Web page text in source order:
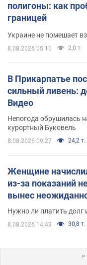
полигоны: как
границей
Украине не помешает
8.08.2026 05:10 2,0 т.
В Прикарпатье
сильный ливень:
Видео
Непогода обрушилась
курортный Буковель
8.08.2026 09:27 24,2 т.
Женщине
из-за показаний
вынес
Нужно ли платить долг
8.08.2026 14:43 30,8 т.